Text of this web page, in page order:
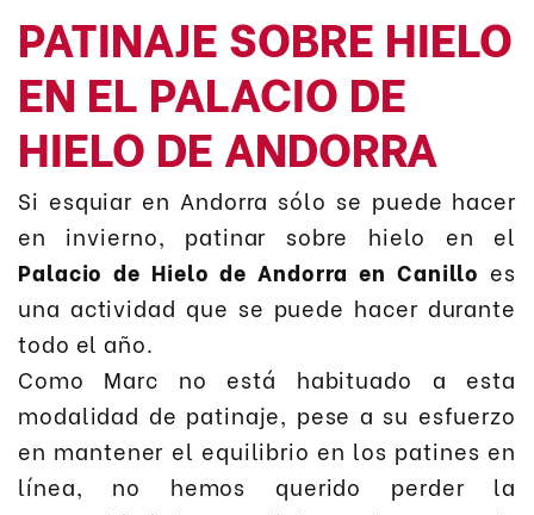
PATINAJE SOBRE HIELO
EN EL PALACIO DE
HIELO DE ANDORRA
Si esquiar en Andorra sólo se puede hacer
en invierno, patinar sobre hielo en el
Palacio de Hielo de Andorra en Canillo es
una actividad que se puede hacer durante
todo el año.
Como Marc no está habituado a esta
modalidad de patinaje, pese a su esfuerzo
en mantener el equilibrio en los patines en
línea, no hemos querido perder la